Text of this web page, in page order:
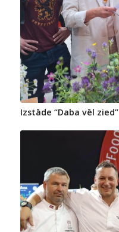
Izstāde “Daba vēl zied”